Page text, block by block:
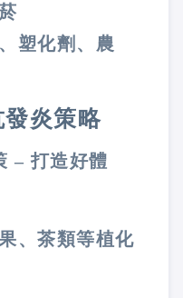
塑化劑、農
炎策略
– 打造好體
、茶類等植化